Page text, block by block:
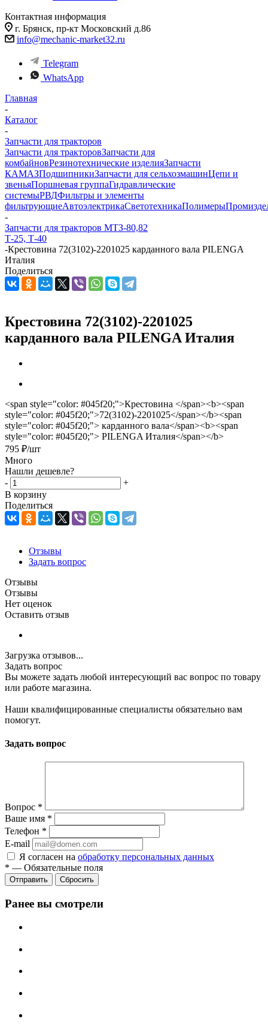
Контактная информация
г. Брянск, пр-кт Московский д.86
info@mechanic-market32.ru
Telegram
WhatsApp
Главная
-
Каталог
-
Запчасти для тракторов
Запчасти для тракторовЗапчасти для
комбайновРезинотехнические изделияЗапчасти
КАМАЗПодшипникиЗапчасти для сельхозмашинЦепи и
звеньяПоршневая группаГидравлические
системыРВДФильтры и элементы
фильтрующиеАвтоэлектрикаСветотехникаПолимеры
-
Запчасти для тракторов МТЗ-80,82
Т-25, Т-40
-Крестовина 72(3102)-2201025 карданного вала PILENGA
Италия
Поделиться
Крестовина 72(3102)-2201025
карданного вала PILENGA Италия
<span style="color: #045f20;">Крестовина </span><b><span
style="color: #045f20;">72(3102)-2201025</span></b><span
style="color: #045f20;"> карданного вала</span><b><span
style="color: #045f20;"> PILENGA Италия</span></b>
795 ₽/шт
Много
Нашли дешевле?
-
+
В корзину
Поделиться
Отзывы
Задать вопрос
Отзывы
Отзывы
Нет оценок
Оставить отзыв
Загрузка отзывов...
Задать вопрос
Вы можете задать любой интересующий вас вопрос по товару
или работе магазина.
Наши квалифицированные специалисты обязательно вам
помогут.
Задать вопрос
Вопрос *
Ваше имя *
Телефон *
E-mail
Я согласен на обработку персональных данных
* — Обязательные поля
Сбросить
Ранее вы смотрели